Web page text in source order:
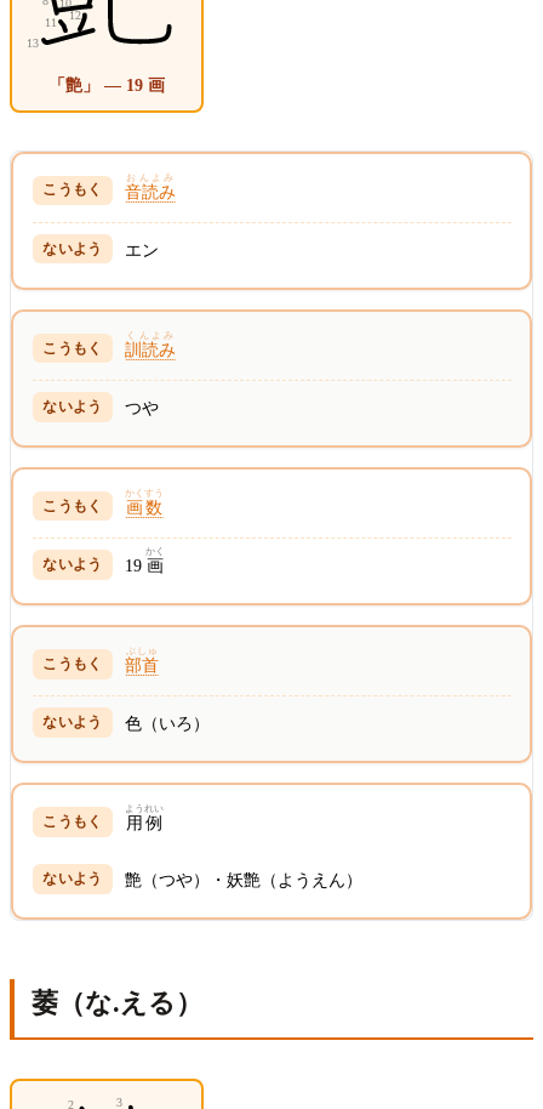
「艶」 — 19 画
音読み
おんよみ
エン
訓読み
くんよみ
つや
画数
かくすう
19 画
かく
部首
ぶしゅ
色（いろ）
用例
ようれい
艶（つや）・妖艶（ようえん）
萎（な.える）